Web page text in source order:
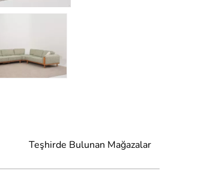
Teşhirde Bulunan Mağazalar